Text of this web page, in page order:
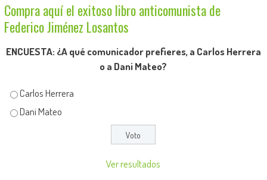
Compra aquí el exitoso libro anticomunista de
Federico Jiménez Losantos
ENCUESTA: ¿A qué comunicador prefieres, a Carlos Herrera
o a Dani Mateo?
Carlos Herrera
Dani Mateo
Ver resultados